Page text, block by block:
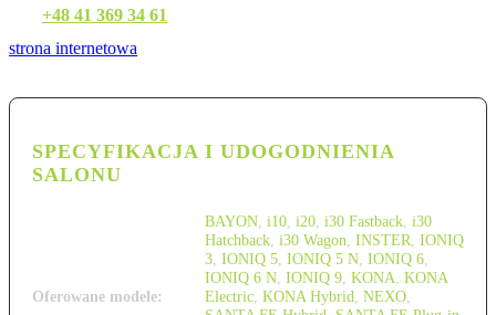
+48 41 369 34 61
strona internetowa
SPECYFIKACJA I UDOGODNIENIA
SALONU
Oferowane modele:
BAYON i10 i20 i30 Fastback i30
Hatchback i30 Wagon INSTER IONIQ
3 IONIQ 5 IONIQ 5 N IONIQ 6
IONIQ 6 N IONIQ 9 KONA KONA
Electric KONA Hybrid NEXO